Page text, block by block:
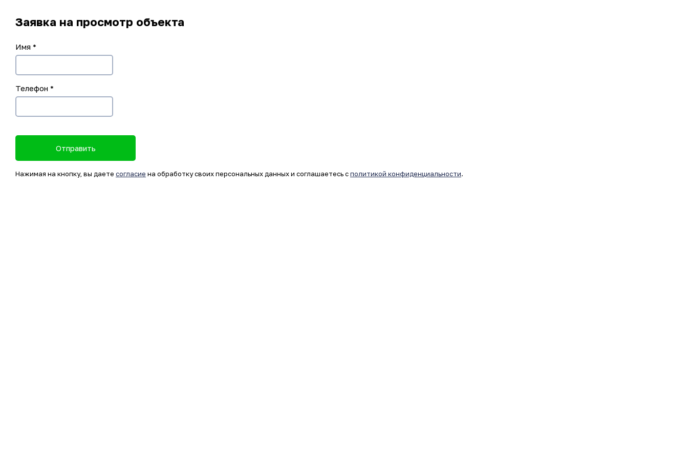
Заявка на просмотр объекта
Имя *
Телефон *
Отправить
Нажимая на кнопку, вы даете согласие на обработку своих персональных данных и соглашаетесь сполитикой конфиденциальности.